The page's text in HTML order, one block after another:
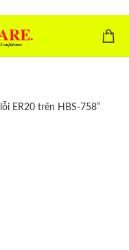
ER20 trên HBS-758”